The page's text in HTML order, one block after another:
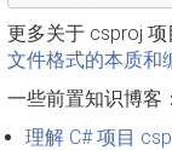
更多关于 csproj
文件格式的本质和
一些前置知识博客：
理解 C# 项目